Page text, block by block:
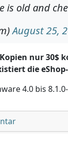
is old and
August 25,
nur 30$
die
4.0 bis
unter '3DS-